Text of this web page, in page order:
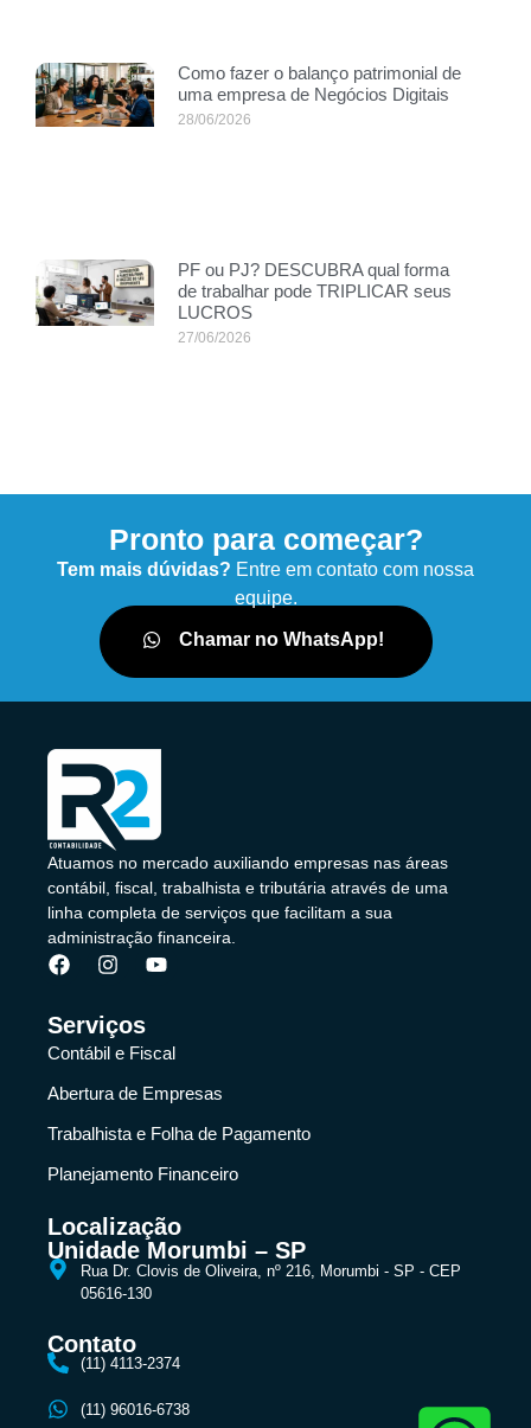
Como fazer o balanço patrimonial de
uma empresa de Negócios Digitais
28/06/2026
PF ou PJ? DESCUBRA qual forma
de trabalhar pode TRIPLICAR seus
LUCROS
27/06/2026
Pronto para começar?
Tem mais dúvidas? Entre em contato com nossa
equipe.
Chamar no WhatsApp!
Atuamos no mercado auxiliando empresas nas áreas
contábil, fiscal, trabalhista e tributária através de uma
linha completa de serviços que facilitam a sua
administração financeira.
Serviços
Contábil e Fiscal
Abertura de Empresas
Trabalhista e Folha de Pagamento
Planejamento Financeiro
Localização
Unidade Morumbi – SP
Rua Dr. Clovis de Oliveira, nº 216, Morumbi - SP - CEP
05616-130
Contato
(11) 4113-2374
(11) 96016-6738